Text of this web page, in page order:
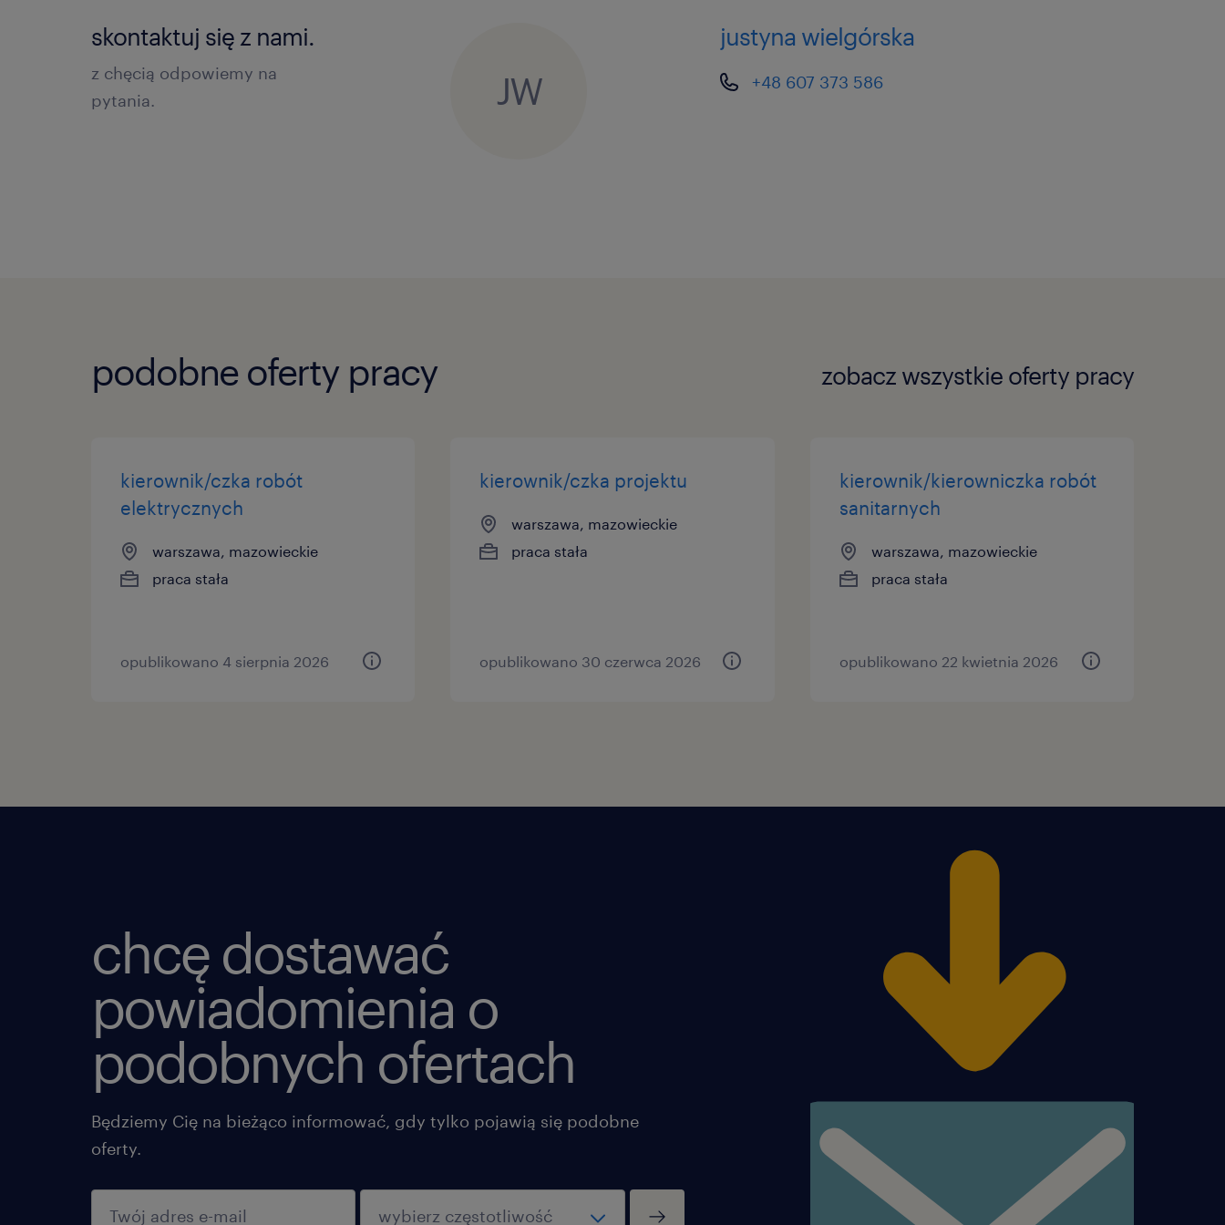
skontaktuj się z nami.
z chęcią odpowiemy na
pytania.
JW
justyna wielgórska
+48 607 373 586
podobne oferty pracy zobacz wszystkie oferty pracy
kierownik/czka robót
elektrycznych
warszawa, mazowieckie
praca stała
opublikowano 4 sierpnia 2026
kierownik/czka projektu
warszawa, mazowieckie
praca stała
opublikowano 30 czerwca 2026
kierownik/kierowniczka robót
sanitarnych
warszawa, mazowieckie
praca stała
opublikowano 22 kwietnia 2026
chcę dostawać
powiadomienia o
podobnych ofertach
Będziemy Cię na bieżąco informować, gdy tylko pojawią się podobne
oferty.